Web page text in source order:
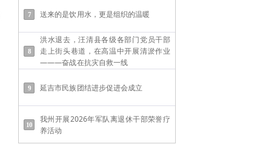
送来的是饮用水，更是组织的温暖
洪水退去，汪清县各级各部门党员干部
走上街头巷道，在高温中开展清淤作业
———奋战在抗灾自救一线
延吉市民族团结进步促进会成立
我州开展2026年军队离退休干部荣誉疗
养活动